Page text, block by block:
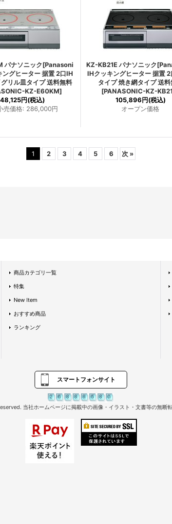
パナソニック[Panasoni
グヒーター 据置 2口IH
リル皿タイプ 送料無料
KZ-E60KM]
円(税込)
売価格: 286,000円
KZ-KB21E パナソニック
IHクッキングヒーター 据置
タイプ 焼き網タイプ 送料
[PANASONIC-KZ-
105,896円(税込)
オープン価格
1 2 3 4 5 6 次 »
商品カテゴリ一覧
特集
New Item
おすすめ商品
ランキング
スマートフォンサイト
当社ホームページに掲載中の画像・イラスト・文書等の無断転